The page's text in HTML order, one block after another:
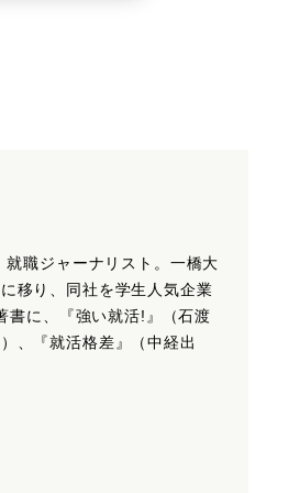
職ジャーナリスト。一橋大
移り、同社を学生人気企業
書に、『強い就活!』（石渡
、『就活格差』（中経出